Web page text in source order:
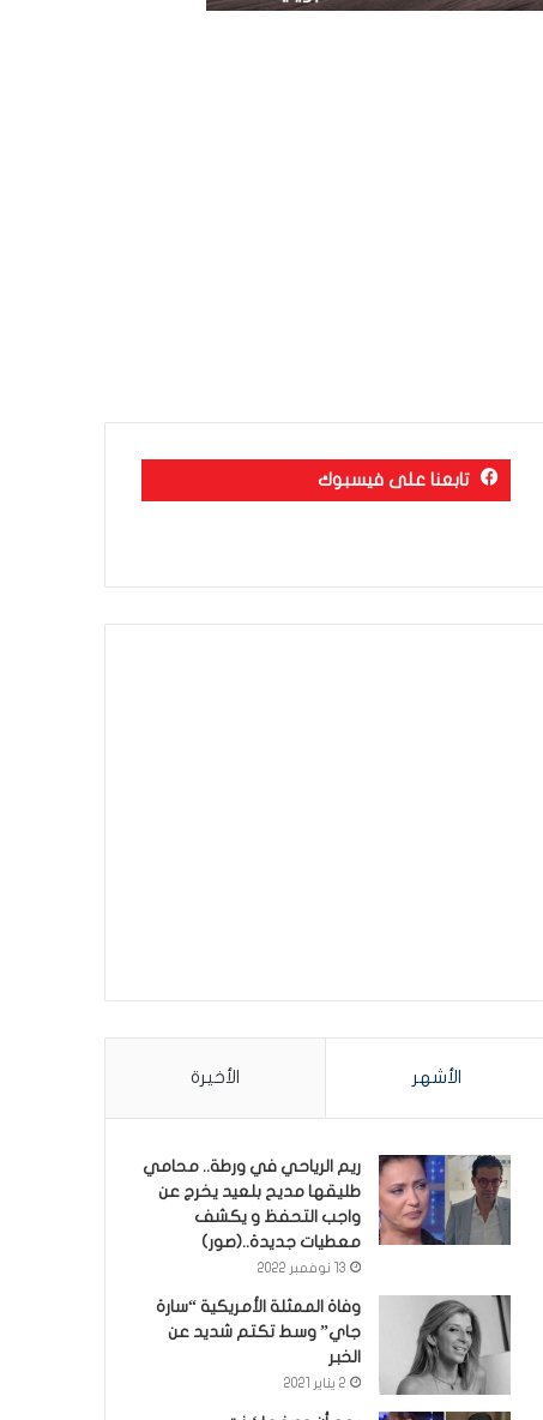
تابعنا على فيسبوك
الأشهر الأخيرة
ريم الرياحي في ورطة.. محامي
طليقها مديح بلعيد يخرج عن
واجب التحفظ و يكشف
معطيات جديدة..(صور)
13 نوفمبر 2022
وفاة الممثلة الأمريكية “سارة
جاي” وسط تكتم شديد عن
الخبر
2 يناير 2021